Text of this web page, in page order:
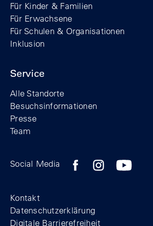
Für Kinder & Familien
Für Erwachsene
Für Schulen & Organisationen
Inklusion
Service
Alle Standorte
Besuchsinformationen
Presse
Team
Social Media Zum Facebook-Profil
Zum Zum
Kontakt
Datenschutzerklärung
Digitale Barrierefreiheit